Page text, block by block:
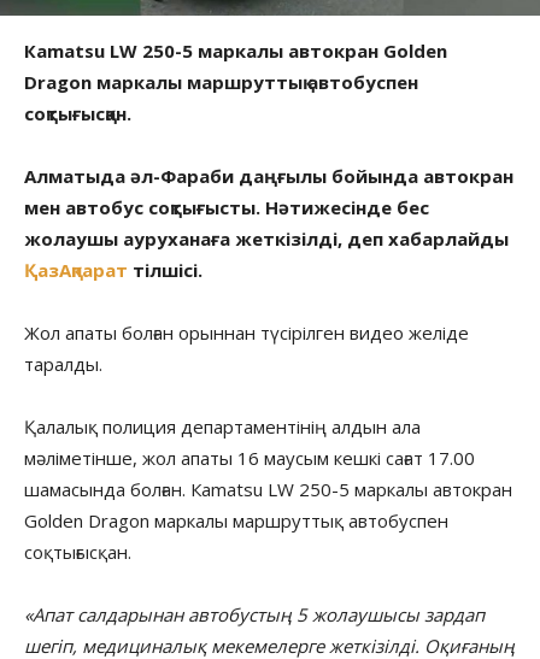
Кamatsu LW 250-5 маркалы автокран Golden
Dragon маркалы маршруттық автобуспен
соқтығысқан.
Алматыда әл-Фараби даңғылы бойында автокран
мен автобус соқтығысты. Нәтижесінде бес
жолаушы ауруханаға жеткізілді, деп хабарлайды
ҚазАқпарат тілшісі.
Жол апаты болған орыннан түсірілген видео желіде
таралды.
Қалалық полиция департаментінің алдын ала
мәліметінше, жол апаты 16 маусым кешкі сағат 17.00
шамасында болған. Кamatsu LW 250-5 маркалы автокран
Golden Dragon маркалы маршруттық автобуспен
соқтығысқан.
«Апат салдарынан автобустың 5 жолаушысы зардап
шегіп, медициналық мекемелерге жеткізілді. Оқиғаның